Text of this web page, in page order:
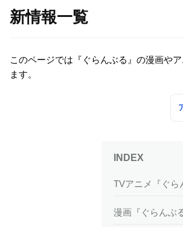
新情報一覧
このページでは『ぐらんぶる』の漫画や
ます。
TVアニメ『ぐら
漫画『ぐらんぶ